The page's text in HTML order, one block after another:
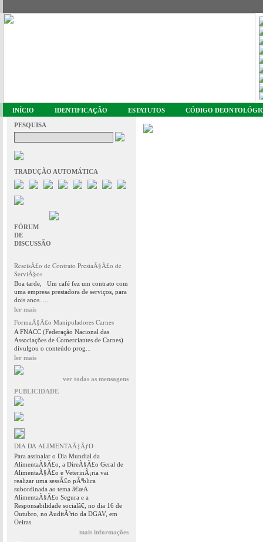
INÍCIO IDENTIFICAÇÃO ESTATUTOS CÓDIGO
PESQUISA
TRADUÇÃO AUTOMÁTICA
FÓRUM
DE
DISCUSSÃO
RescisÃ£o de Contrato PrestaÃ§Ã£o de
ServiÃ§os
Boa tarde, Um café fez um contrato com
uma empresa prestadora de serviços, para
dois anos. ...
ler mais
FormaÃ§Ã£o Manipuladores Carnes
A FNACC (Federação Nacional das
Associações de Comerciantes de Carnes)
divulgou o conteúdo prog...
ler mais
ver todas as mensagens
PUBLICIDADE
DIA DA ALIMENTAÃ‡ÃƒO
Para assinalar o Dia Mundial da
AlimentaÃ§Ã£o, a DireÃ§Ã£o Geral de
AlimentaÃ§Ã£o e VeterinÃ¡ria vai
realizar uma sessÃ£o pÃºblica
subordinada ao tema â€œA
AlimentaÃ§Ã£o Segura e a
Responsabilidade socialâ€, no dia 16 de
Outubro, no AuditÃ³rio da DGAV, em
Oeiras.
mais informações